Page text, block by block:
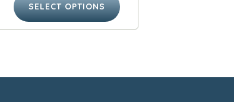
SELECT OPTIONS